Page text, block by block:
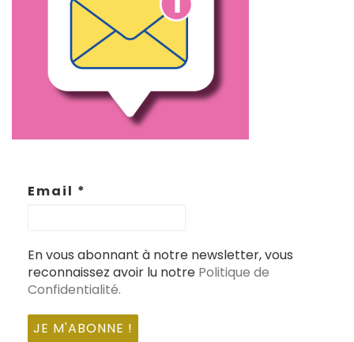
Email *
En vous abonnant à notre newsletter, vous
reconnaissez avoir lu notre Politique de
Confidentialité.